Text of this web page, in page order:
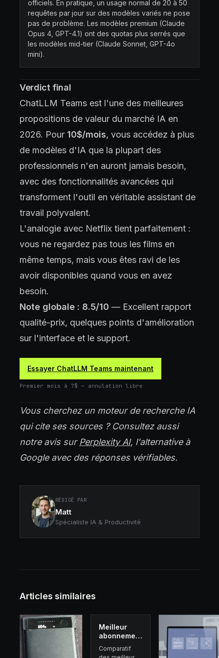
officiels. En pratique, un usage normal de 20 à 50
requêtes par jour sur des modèles variés ne pose
pas de problème. Les modèles premium (Claude
Opus 4, GPT-4.1) ont des quotas plus serrés que
les modèles mid-tier (Claude Sonnet, GPT-4o
mini).
Verdict final
ChatLLM Teams est l'une des meilleures
propositions de valeur du marché IA en
2026. Pour 10$/mois, vous accédez à plus
de modèles d'IA que la plupart des
professionnels n'en auront jamais besoin,
avec des fonctionnalités avancées qui
transforment l'outil en véritable assistant de
travail polyvalent.
L'analogie avec Netflix tient parfaitement :
vous ne regardez pas tous les films en
même temps, mais vous êtes ravi de les
avoir disponibles quand vous en avez
besoin.
Note globale : 8.5/10 — Excellent rapport
qualité-prix, quelques points d'amélioration
sur l'interface et le support.
Essayer ChatLLM Teams maintenant
Premier mois à 7$ — annulation libre
Vous cherchez un moteur de recherche IA
qui cite ses sources ? Consultez aussi
notre avis sur Perplexity AI, l'alternative à
Google avec des réponses vérifiables.
RÉDIGÉ PAR
Matt
Spécialiste IA & Productivité
Articles similaires
Meilleur
abonnement
IA 2026 :
ChatLLM,
Comparatif